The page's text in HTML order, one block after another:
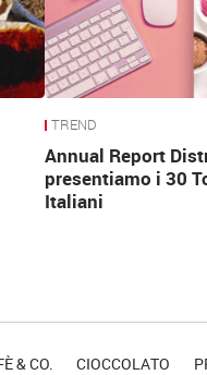
TREND
Annual Report
presentiamo i 30
Italiani
& CO. CIOCCOLATO